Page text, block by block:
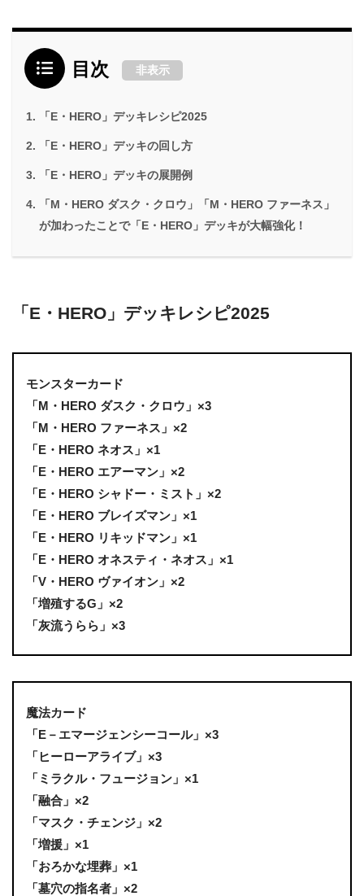
目次 非表示
「E・HERO」デッキレシピ2025
「E・HERO」デッキの回し方
「E・HERO」デッキの展開例
「M・HERO ダスク・クロウ」「M・HERO ファーネス」
が加わったことで「E・HERO」デッキが大幅強化！
「E・HERO」デッキレシピ2025
モンスターカード
「M・HERO ダスク・クロウ」×3
「M・HERO ファーネス」×2
「E・HERO ネオス」×1
「E・HERO エアーマン」×2
「E・HERO シャドー・ミスト」×2
「E・HERO ブレイズマン」×1
「E・HERO リキッドマン」×1
「E・HERO オネスティ・ネオス」×1
「V・HERO ヴァイオン」×2
「増殖するG」×2
「灰流うらら」×3
魔法カード
「E－エマージェンシーコール」×3
「ヒーローアライブ」×3
「ミラクル・フュージョン」×1
「融合」×2
「マスク・チェンジ」×2
「増援」×1
「おろかな埋葬」×1
「墓穴の指名者」×2